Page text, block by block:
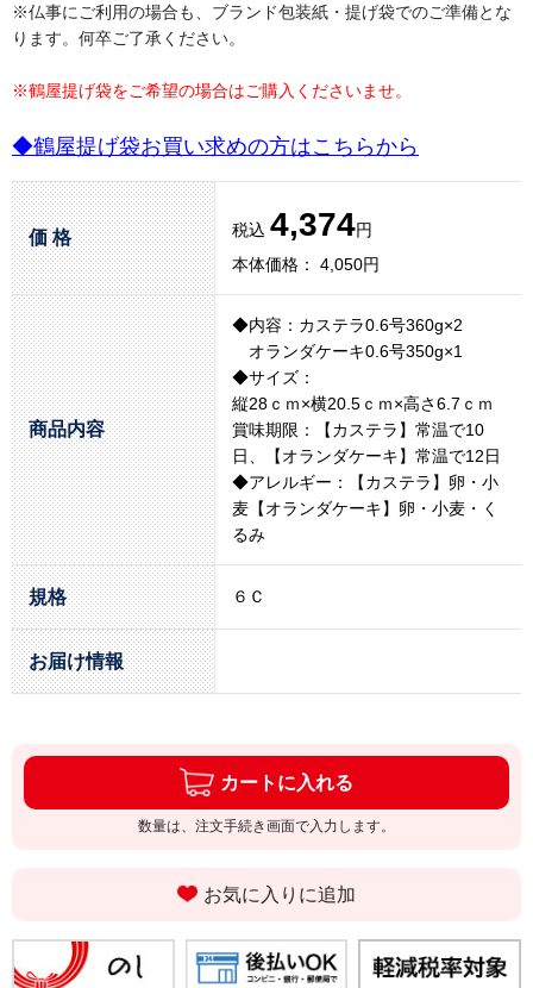
※仏事にご利用の場合も、ブランド包装紙・提げ袋でのご準備とな
ります。何卒ご了承ください。
※鶴屋提げ袋をご希望の場合はご購入くださいませ。
◆鶴屋提げ袋お買い求めの方はこちらから
価 格 税込 4,374円
本体価格： 4,050円
商品内容
◆内容：カステラ0.6号360g×2
オランダケーキ0.6号350g×1
◆サイズ：
縦28ｃｍ×横20.5ｃｍ×高さ6.7ｃｍ
賞味期限：【カステラ】常温で10
日、【オランダケーキ】常温で12日
◆アレルギー：【カステラ】卵・小
麦【オランダケーキ】卵・小麦・く
るみ
規格 ６Ｃ
お届け情報
カートに入れる
数量は、注文手続き画面で入力します。
お気に入りに追加